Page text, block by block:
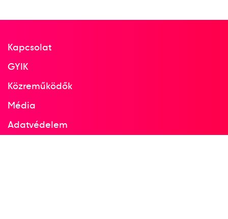
1958
Dobószámok diszkoszvetés 8
Kapcsolat
GYIK
Közreműködők
Média
Adatvédelem